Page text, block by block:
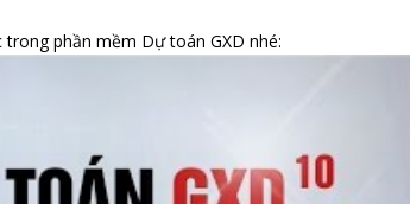
phần mềm Dự toán GXD nhé: